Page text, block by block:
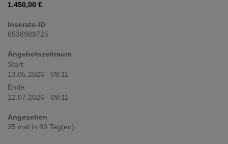
1.450,00 €
Inserats-ID
6538988725
Angebotszeitraum
Start:
13.05.2026 - 09:11
Ende:
12.07.2026 - 09:11
Angesehen
35 mal in 89 Tag(en)